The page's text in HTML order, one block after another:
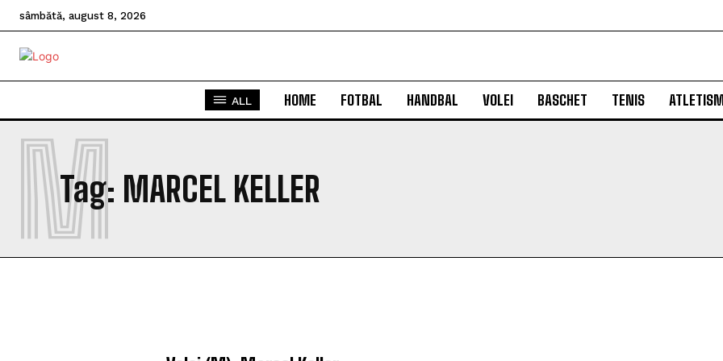
sâmbătă, august 8, 2026
ALL HOME FOTBAL HANDBAL VOLEI BASCHET TENIS
Tag: MARCEL KELLER
M